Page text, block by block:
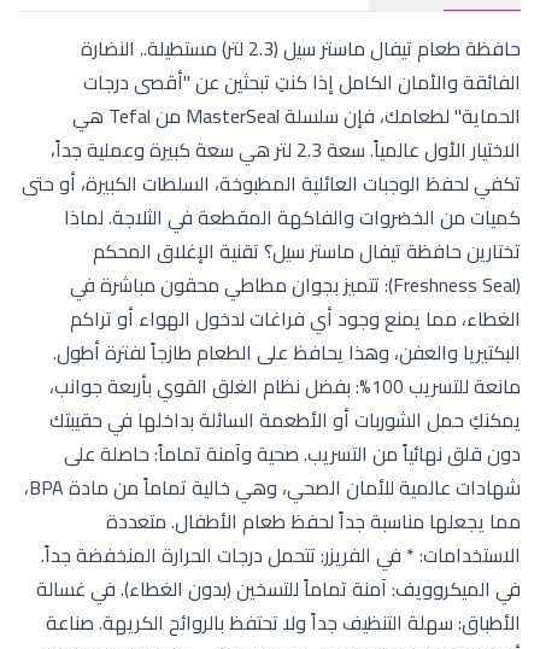
حافظة طعام تيفال ماستر سيل (2.3 لتر) مستطيلة.. النضارة
الفائقة والأمان الكامل إذا كنتِ تبحثين عن "أقصى درجات
الحماية" لطعامك، فإن سلسلة MasterSeal من Tefal هي
الاختيار الأول عالمياً. سعة 2.3 لتر هي سعة كبيرة وعملية جداً،
تكفي لحفظ الوجبات العائلية المطبوخة، السلطات الكبيرة، أو حتى
كميات من الخضروات والفاكهة المقطعة في الثلاجة. لماذا
تختارين حافظة تيفال ماستر سيل؟ تقنية الإغلاق المحكم
(Freshness Seal): تتميز بجوان مطاطي محقون مباشرة في
الغطاء، مما يمنع وجود أي فراغات لدخول الهواء أو تراكم
البكتيريا والعفن، وهذا يحافظ على الطعام طازجاً لفترة أطول.
مانعة للتسريب 100%: بفضل نظام الغلق القوي بأربعة جوانب،
يمكنكِ حمل الشوربات أو الأطعمة السائلة بداخلها في حقيبتك
دون قلق نهائياً من التسريب. صحية وآمنة تماماً: حاصلة على
شهادات عالمية للأمان الصحي، وهي خالية تماماً من مادة BPA،
مما يجعلها مناسبة جداً لحفظ طعام الأطفال. متعددة
الاستخدامات: * في الفريزر: تتحمل درجات الحرارة المنخفضة جداً.
في الميكروويف: آمنة تماماً للتسخين (بدون الغطاء). في غسالة
الأطباق: سهلة التنظيف جداً ولا تحتفظ بالروائح الكريهة. صناعة